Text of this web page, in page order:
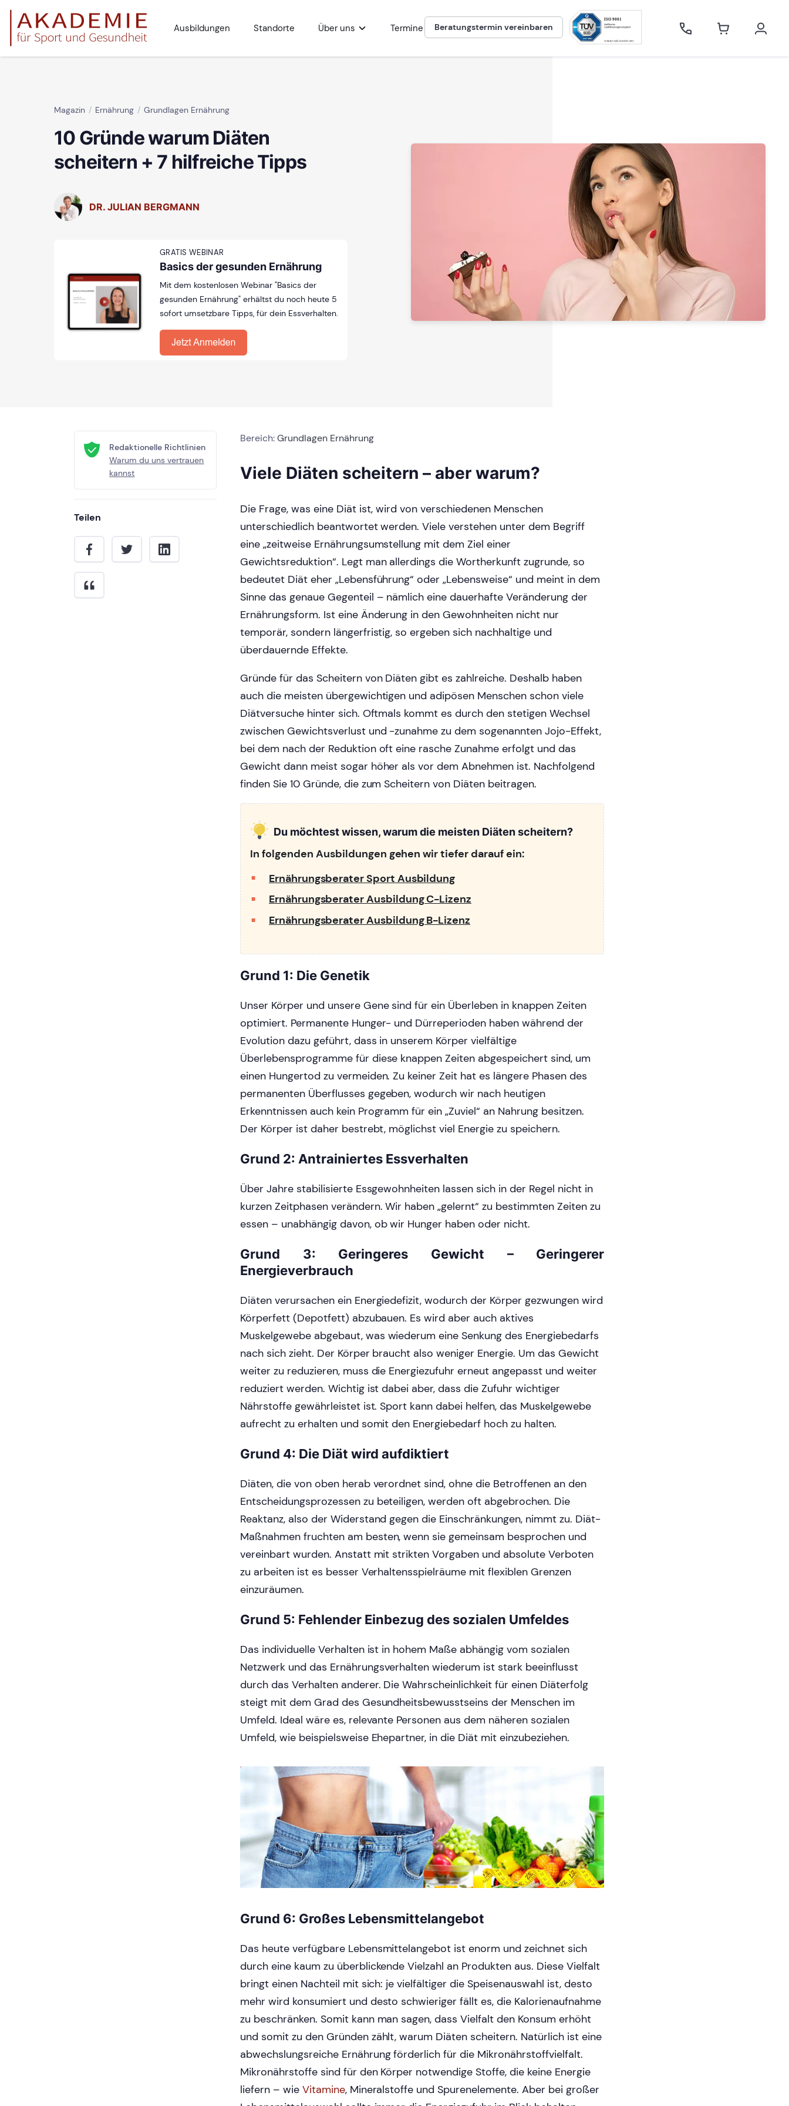
Ausbildungen Standorte Über uns Termine Beratungstermin vereinbaren
Magazin Ernährung Grundlagen Ernährung
10 Gründe warum Diäten
scheitern + 7 hilfreiche Tipps
DR. JULIAN BERGMANN
GRATIS WEBINAR
Basics der gesunden Ernährung
Mit dem kostenlosen Webinar "Basics der
gesunden Ernährung" erhältst du noch heute 5
sofort umsetzbare Tipps, für dein Essverhalten.
Redaktionelle Richtlinien
Warum du uns vertrauen
kannst
Teilen
Bereich:Grundlagen Ernährung
Viele Diäten scheitern – aber warum?
Die Frage, was eine Diät ist, wird von verschiedenen Menschen
unterschiedlich beantwortet werden. Viele verstehen unter dem Begriff
eine „zeitweise Ernährungsumstellung mit dem Ziel einer
Gewichtsreduktion“. Legt man allerdings die Wortherkunft zugrunde, so
bedeutet Diät eher „Lebensführung“ oder „Lebensweise“ und meint in dem
Sinne das genaue Gegenteil – nämlich eine dauerhafte Veränderung der
Ernährungsform. Ist eine Änderung in den Gewohnheiten nicht nur
temporär, sondern längerfristig, so ergeben sich nachhaltige und
überdauernde Effekte.
Gründe für das Scheitern von Diäten gibt es zahlreiche. Deshalb haben
auch die meisten übergewichtigen und adipösen Menschen schon viele
Diätversuche hinter sich. Oftmals kommt es durch den stetigen Wechsel
zwischen Gewichtsverlust und -zunahme zu dem sogenannten Jojo-Effekt,
bei dem nach der Reduktion oft eine rasche Zunahme erfolgt und das
Gewicht dann meist sogar höher als vor dem Abnehmen ist. Nachfolgend
finden Sie 10 Gründe, die zum Scheitern von Diäten beitragen.
Du möchtest wissen, warum die meisten Diäten scheitern?
In folgenden Ausbildungen gehen wir tiefer darauf ein:
Ernährungsberater Sport Ausbildung
Ernährungsberater Ausbildung C-Lizenz
Ernährungsberater Ausbildung B-Lizenz
Grund 1: Die Genetik
Unser Körper und unsere Gene sind für ein Überleben in knappen Zeiten
optimiert. Permanente Hunger- und Dürreperioden haben während der
Evolution dazu geführt, dass in unserem Körper vielfältige
Überlebensprogramme für diese knappen Zeiten abgespeichert sind, um
einen Hungertod zu vermeiden. Zu keiner Zeit hat es längere Phasen des
permanenten Überflusses gegeben, wodurch wir nach heutigen
Erkenntnissen auch kein Programm für ein „Zuviel“ an Nahrung besitzen.
Der Körper ist daher bestrebt, möglichst viel Energie zu speichern.
Grund 2: Antrainiertes Essverhalten
Über Jahre stabilisierte Essgewohnheiten lassen sich in der Regel nicht in
kurzen Zeitphasen verändern. Wir haben „gelernt“ zu bestimmten Zeiten zu
essen – unabhängig davon, ob wir Hunger haben oder nicht.
Grund 3: Geringeres Gewicht – Geringerer
Energieverbrauch
Diäten verursachen ein Energiedefizit, wodurch der Körper gezwungen wird
Körperfett (Depotfett) abzubauen. Es wird aber auch aktives
Muskelgewebe abgebaut, was wiederum eine Senkung des Energiebedarfs
nach sich zieht. Der Körper braucht also weniger Energie. Um das Gewicht
weiter zu reduzieren, muss die Energiezufuhr erneut angepasst und weiter
reduziert werden. Wichtig ist dabei aber, dass die Zufuhr wichtiger
Nährstoffe gewährleistet ist. Sport kann dabei helfen, das Muskelgewebe
aufrecht zu erhalten und somit den Energiebedarf hoch zu halten.
Grund 4: Die Diät wird aufdiktiert
Diäten, die von oben herab verordnet sind, ohne die Betroffenen an den
Entscheidungsprozessen zu beteiligen, werden oft abgebrochen. Die
Reaktanz, also der Widerstand gegen die Einschränkungen, nimmt zu. Diät-
Maßnahmen fruchten am besten, wenn sie gemeinsam besprochen und
vereinbart wurden. Anstatt mit strikten Vorgaben und absolute Verboten
zu arbeiten ist es besser Verhaltensspielräume mit flexiblen Grenzen
einzuräumen.
Grund 5: Fehlender Einbezug des sozialen Umfeldes
Das individuelle Verhalten ist in hohem Maße abhängig vom sozialen
Netzwerk und das Ernährungsverhalten wiederum ist stark beeinflusst
durch das Verhalten anderer. Die Wahrscheinlichkeit für einen Diäterfolg
steigt mit dem Grad des Gesundheitsbewusstseins der Menschen im
Umfeld. Ideal wäre es, relevante Personen aus dem näheren sozialen
Umfeld, wie beispielsweise Ehepartner, in die Diät mit einzubeziehen.
Grund 6: Großes Lebensmittelangebot
Das heute verfügbare Lebensmittelangebot ist enorm und zeichnet sich
durch eine kaum zu überblickende Vielzahl an Produkten aus. Diese Vielfalt
bringt einen Nachteil mit sich: je vielfältiger die Speisenauswahl ist, desto
mehr wird konsumiert und desto schwieriger fällt es, die Kalorienaufnahme
zu beschränken. Somit kann man sagen, dass Vielfalt den Konsum erhöht
und somit zu den Gründen zählt, warum Diäten scheitern. Natürlich ist eine
abwechslungsreiche Ernährung förderlich für die Mikronährstoffvielfalt.
Mikronährstoffe sind für den Körper notwendige Stoffe, die keine Energie
liefern – wie Vitamine, Mineralstoffe und Spurenelemente. Aber bei großer